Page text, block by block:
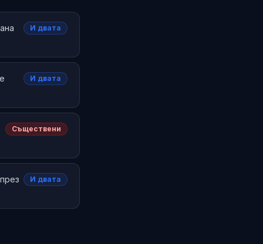
И двата
И двата
Съществени
И двата